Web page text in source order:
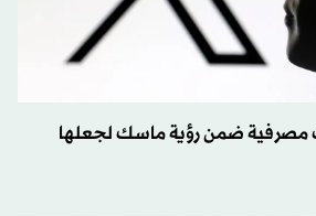
ضمن رؤية ماسك لجعلها